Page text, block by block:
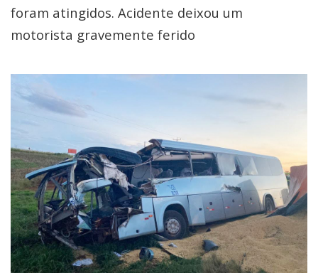
foram atingidos. Acidente deixou um
motorista gravemente ferido